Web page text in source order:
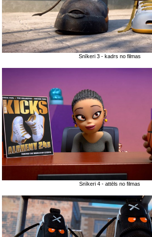
Snīkeri 3 - kadrs no filmas
Snīkeri 4 - attēls no filmas